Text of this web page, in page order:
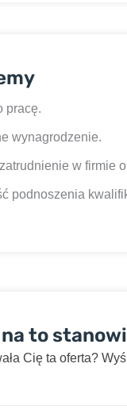
pracę.
wynagrodzenie.
w firmie
podnoszenia
to
Cię ta oferta?